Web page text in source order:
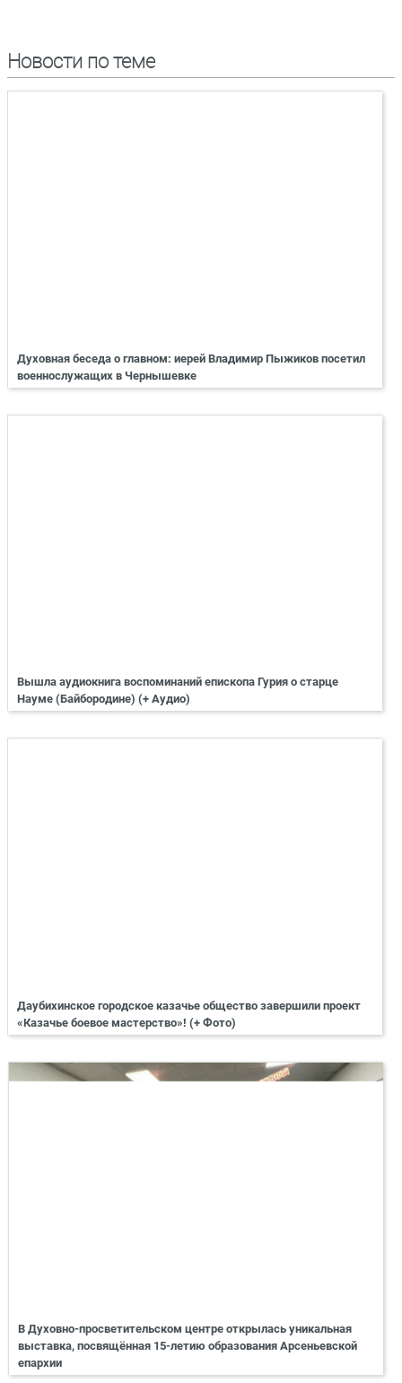
Новости по теме
Духовная беседа о главном: иерей Владимир Пыжиков посетил
военнослужащих в Чернышевке
Вышла аудиокнига воспоминаний епископа Гурия о старце
Науме (Байбородине) (+ Аудио)
Даубихинское городское казачье общество завершили проект
«Казачье боевое мастерство»! (+ Фото)
В Духовно-просветительском центре открылась уникальная
выставка, посвящённая 15-летию образования Арсеньевской
епархии